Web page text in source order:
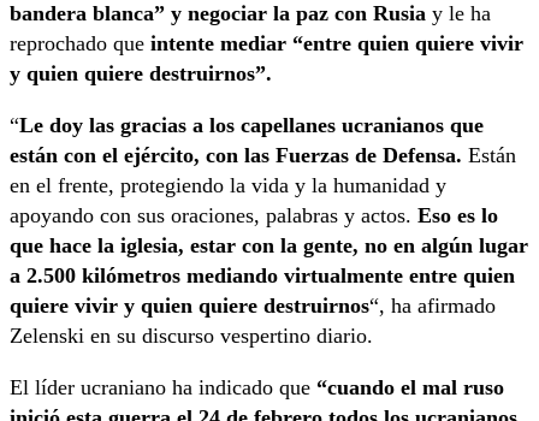
bandera blanca” y negociar la paz con Rusia y le ha
reprochado que intente mediar “entre quien quiere vivir
y quien quiere destruirnos”.
“Le doy las gracias a los capellanes ucranianos que
están con el ejército, con las Fuerzas de Defensa. Están
en el frente, protegiendo la vida y la humanidad y
apoyando con sus oraciones, palabras y actos. Eso es lo
que hace la iglesia, estar con la gente, no en algún lugar
a 2.500 kilómetros mediando virtualmente entre quien
quiere vivir y quien quiere destruirnos“, ha afirmado
Zelenski en su discurso vespertino diario.
El líder ucraniano ha indicado que “cuando el mal ruso